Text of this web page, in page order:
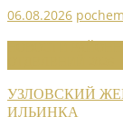
06.08.2026
УЗЛОВСКИЙ
ИЛЬИНКА